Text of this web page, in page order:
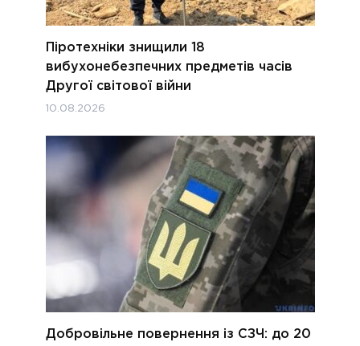
Піротехніки знищили 18
вибухонебезпечних предметів часів
Другої світової війни
10.08.2026
Добровільне повернення із СЗЧ: до 20